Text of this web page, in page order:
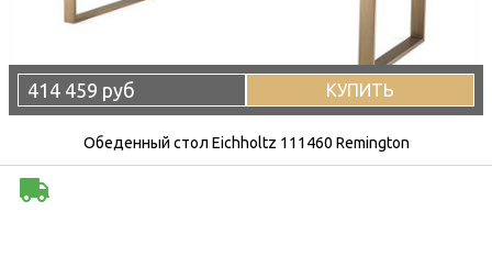
414 459 руб КУПИТЬ
Обеденный стол Eichholtz 111460 Remington